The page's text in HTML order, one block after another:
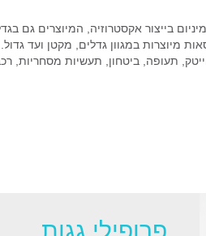
בייצור אקסטרוזיה, המיוצרים גם
מיוצרות במגוון גדלים, מקטן ועד גדול.
תעופה, ביטחון, תעשיות מסחריות,